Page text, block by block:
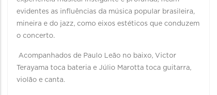
evidentes as influências da música popular brasileira,
mineira e do jazz, como eixos estéticos que conduzem
o concerto.
Acompanhados de Paulo Leão no baixo, Victor
Terayama toca bateria e Júlio Marotta toca guitarra,
violão e canta.